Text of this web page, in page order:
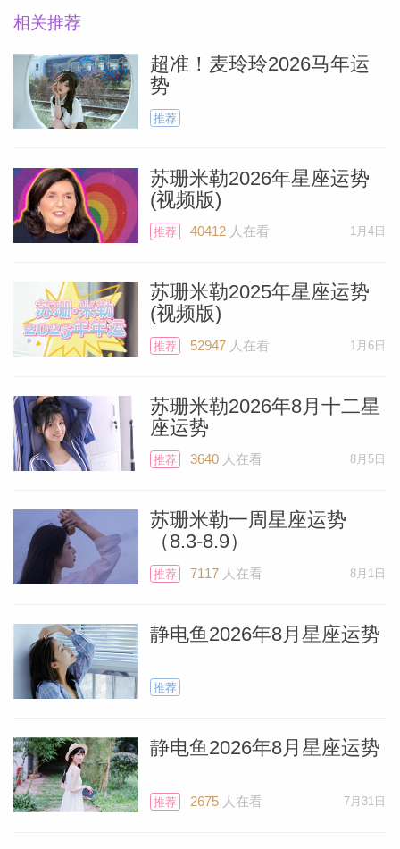
相关推荐
超准！麦玲玲2026马年运
势
推荐
苏珊米勒2026年星座运势
(视频版)
推荐 40412人在看 1月4日
苏珊米勒2025年星座运势
(视频版)
推荐 52947人在看 1月6日
苏珊米勒2026年8月十二星
座运势
推荐 3640人在看 8月5日
苏珊米勒一周星座运势
（8.3-8.9）
推荐 7117人在看 8月1日
静电鱼2026年8月星座运势
推荐
静电鱼2026年8月星座运势
推荐 2675人在看 7月31日